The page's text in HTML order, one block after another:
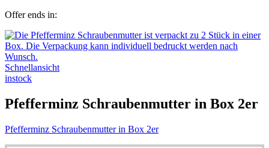
Offer ends in:
Schnellansicht
instock
Pfefferminz Schraubenmutter in Box 2er
Pfefferminz Schraubenmutter in Box 2er